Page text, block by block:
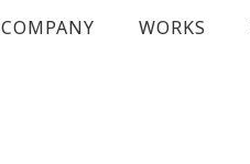
COMPANY WORKS